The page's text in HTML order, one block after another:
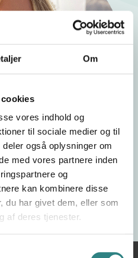
Om
vores indhold og
til sociale medier og til
også oplysninger om
med vores partnere inden
og
kan kombinere disse
du har givet dem, eller som
af deres tjenester.